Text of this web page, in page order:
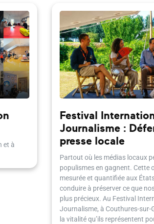
et à
Festival
Journalisme :
presse locale
Partout où les médias locaux
populismes en gagnent. Cette
mesurée et quantifiée aux
conduire à préserver ce que
plus précieux. Au Festival
Journalisme, à Couthures-sur-
la vitalité qu’ils représentent